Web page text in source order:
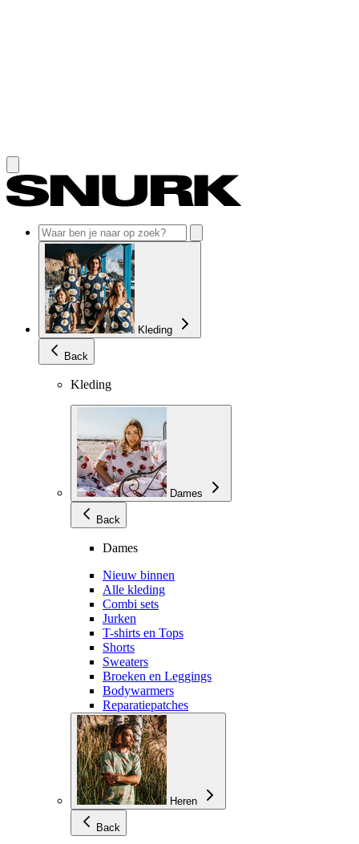
Kleding
Back
Kleding
Dames
Back
Dames
Nieuw binnen
Alle kleding
Combi sets
Jurken
T-shirts en Tops
Shorts
Sweaters
Broeken en Leggings
Bodywarmers
Reparatiepatches
Heren
Back